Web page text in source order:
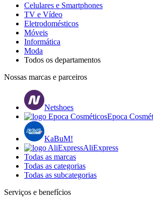
Celulares e Smartphones
TV e Vídeo
Eletrodomésticos
Móveis
Informática
Moda
Todos os departamentos
Nossas marcas e parceiros
Netshoes
Epoca
KaBuM!
AliExpress
Todas as marcas
Todas as categorias
Todas as subcategorias
Serviços e benefícios